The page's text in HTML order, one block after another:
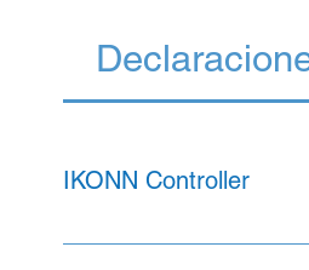
IKONN Controller